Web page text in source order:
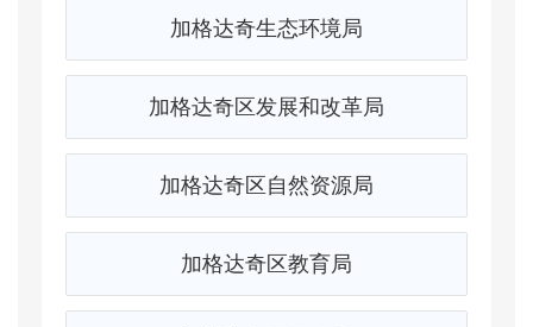
加格达奇生态环境局
加格达奇区发展和改革局
加格达奇区自然资源局
加格达奇区教育局